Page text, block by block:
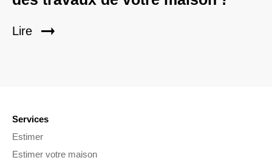
Lire
Services
Estimer
Estimer votre maison